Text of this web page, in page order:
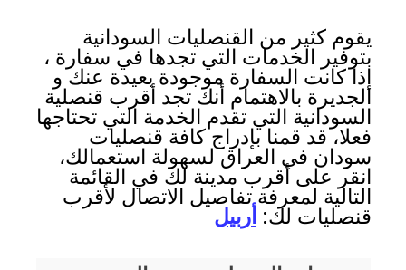
يقوم كثير من القنصليات السودانية
بتوفير الخدمات التي تجدها في سفارة ،
إذا كانت السفارة موجودة بعيدة عنك و
الجديرة بالاهتمام أنك تجد أقرب قنصلية
السودانية التي تقدم الخدمة التي تحتاجها
فعلا، قد قمنا بإدراج كافة قنصليات
سودان في العراق لسهولة استعمالك،
انقر على أقرب مدينة لك في القائمة
التالية لمعرفة تفاصيل الاتصال لأقرب
قنصليات لك: أربيل